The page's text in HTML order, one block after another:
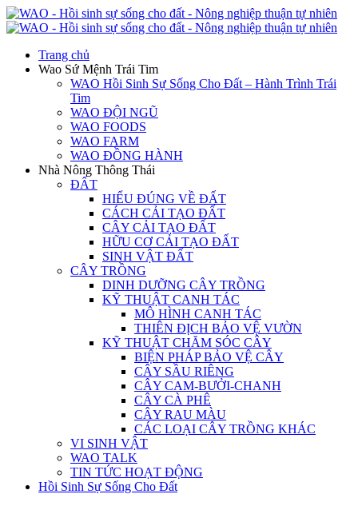
Trang chủ
Wao Sứ Mệnh Trái Tim
WAO Hồi Sinh Sự Sống Cho Đất – Hành Trình Trái
Tim
WAO ĐỘI NGŨ
WAO FOODS
WAO FARM
WAO ĐỒNG HÀNH
Nhà Nông Thông Thái
ĐẤT
HIỂU ĐÚNG VỀ ĐẤT
CÁCH CẢI TẠO ĐẤT
CÂY CẢI TẠO ĐẤT
HỮU CƠ CẢI TẠO ĐẤT
SINH VẬT ĐẤT
CÂY TRỒNG
DINH DƯỠNG CÂY TRỒNG
KỸ THUẬT CANH TÁC
MÔ HÌNH CANH TÁC
THIÊN ĐỊCH BẢO VỆ VƯỜN
KỸ THUẬT CHĂM SÓC CÂY
BIỆN PHÁP BẢO VỆ CÂY
CÂY SẦU RIÊNG
CÂY CAM-BƯỞI-CHANH
CÂY CÀ PHÊ
CÂY RAU MÀU
CÁC LOẠI CÂY TRỒNG KHÁC
VI SINH VẬT
WAO TALK
TIN TỨC HOẠT ĐỘNG
Hồi Sinh Sự Sống Cho Đất